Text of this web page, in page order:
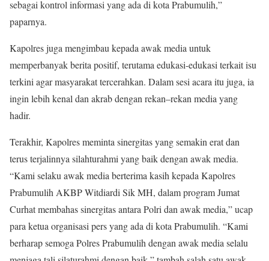
sebagai kontrol informasi yang ada di kota Prabumulih,”
paparnya.
Kapolres juga mengimbau kepada awak media untuk
memperbanyak berita positif, terutama edukasi-edukasi terkait isu
terkini agar masyarakat tercerahkan. Dalam sesi acara itu juga, ia
ingin lebih kenal dan akrab dengan rekan–rekan media yang
hadir.
Terakhir, Kapolres meminta sinergitas yang semakin erat dan
terus terjalinnya silahturahmi yang baik dengan awak media.
“Kami selaku awak media berterima kasih kepada Kapolres
Prabumulih AKBP Witdiardi Sik MH, dalam program Jumat
Curhat membahas sinergitas antara Polri dan awak media,” ucap
para ketua organisasi pers yang ada di kota Prabumulih. “Kami
berharap semoga Polres Prabumulih dengan awak media selalu